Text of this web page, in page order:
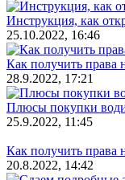
Инструкция, как
25.10.2022, 16:46
Как получить права
28.9.2022, 17:21
Плюсы покупки
25.9.2022, 11:45
Как получить права
20.8.2022, 14:42